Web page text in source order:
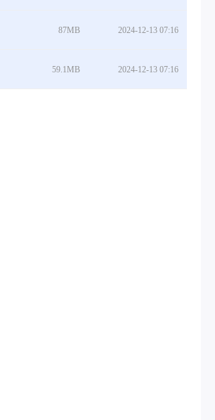
87MB 2024-12-13 07:16
59.1MB 2024-12-13 07:16